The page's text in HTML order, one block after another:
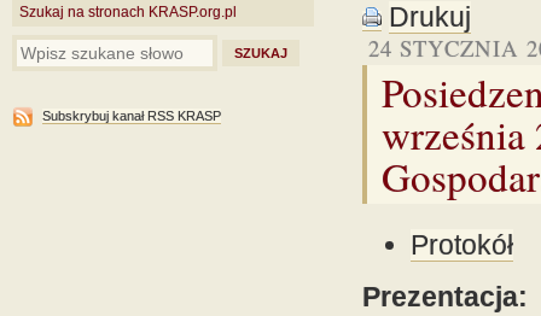
Szukaj na stronach KRASP.org.pl
Subskrybuj kanał RSS KRASP
Drukuj
24 STYCZNIA
września
Protokół
Prezentacja: